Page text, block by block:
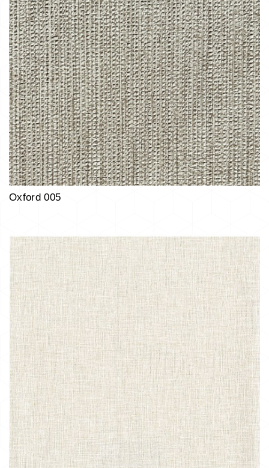
Oxford 005